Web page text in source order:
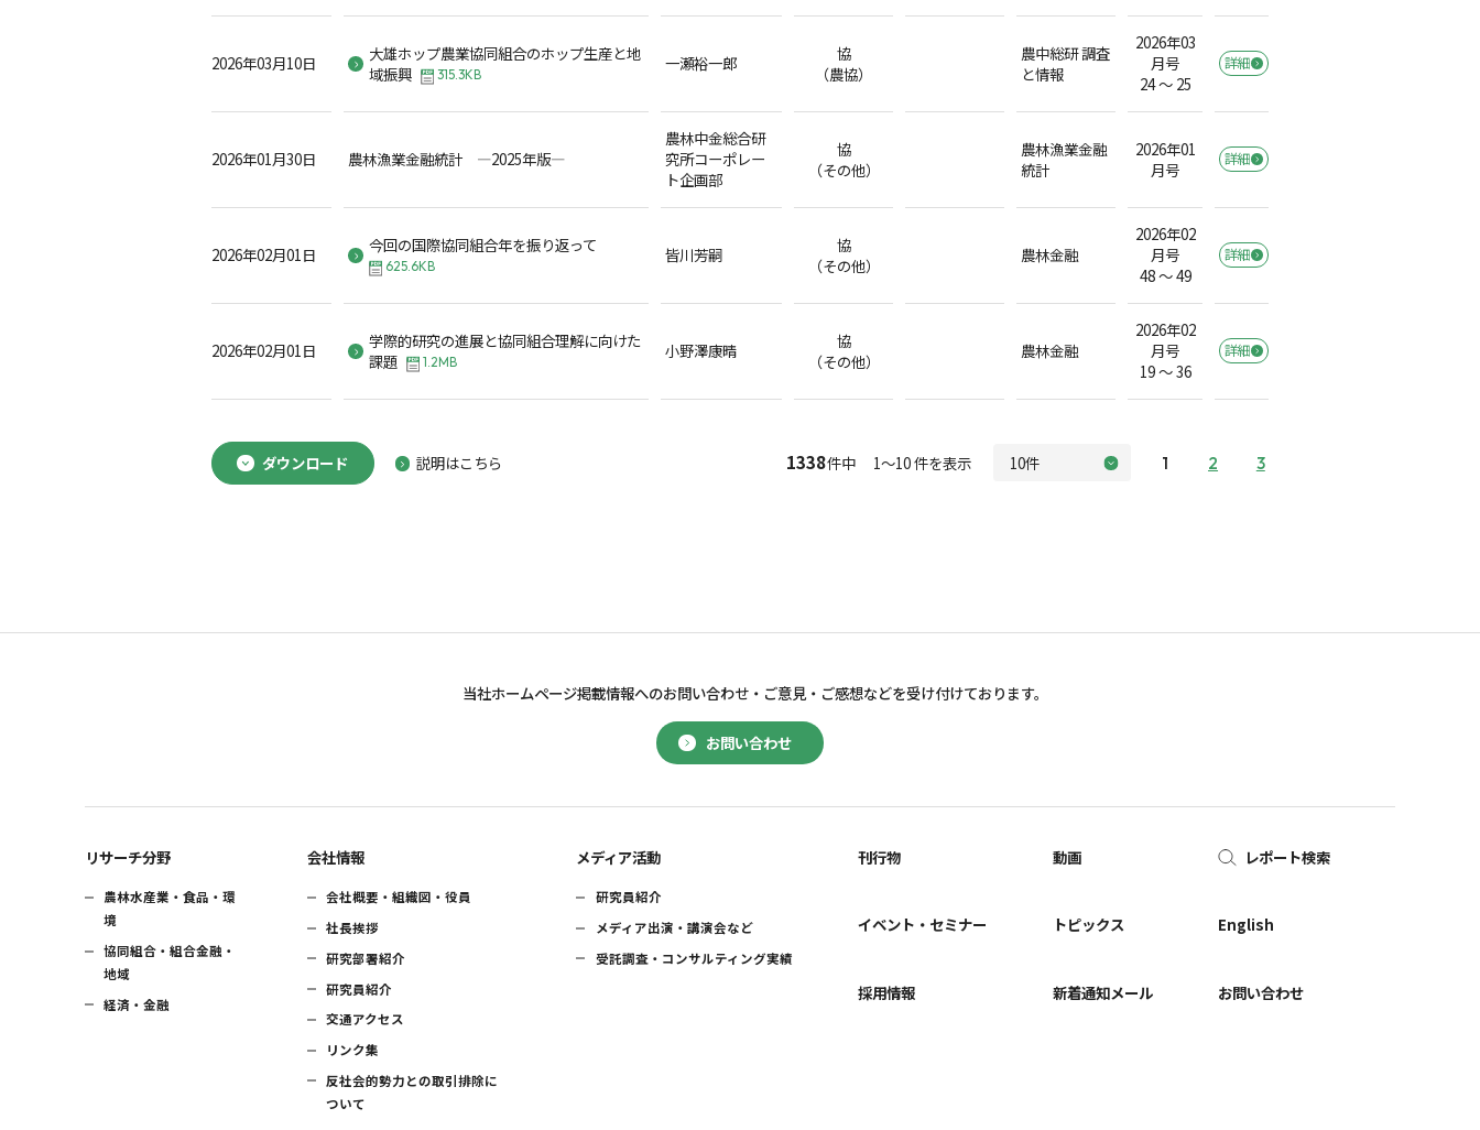
2026年03月10日
大雄ホップ農業協同組合のホップ生産と地
域振興
315.3KB
一瀬裕一郎
協
（農協）
農中総研 調査
と情報
2026年03
月号
24 ～ 25
詳細
2026年01月30日 農林漁業金融統計 ―2025年版―
農林中金総合研
究所コーポレー
ト企画部
協
（その他）
農林漁業金融
統計
2026年01
月号
詳細
2026年02月01日 今回の国際協同組合年を振り返って
625.6KB
皆川芳嗣
協
（その他）
農林金融
2026年02
月号
48 ～ 49
詳細
2026年02月01日
学際的研究の進展と協同組合理解に向けた
課題
1.2MB
小野澤康晴
協
（その他）
農林金融
2026年02
月号
19 ～ 36
詳細
ダウンロード 説明はこちら 1338件中 1～10 件を表示 1 2 3
お問い合わせ
当社ホームページ掲載情報へのお問い合わせ・ ご意見・ご感想などを受け付けております。
リサーチ分野
農林水産業・食品・環
境
協同組合・組合金融・
地域
経済・金融
会社情報
会社概要・組織図・役員
社長挨拶
研究部署紹介
研究員紹介
交通アクセス
リンク集
反社会的勢力との取引排除に
ついて
メディア活動
研究員紹介
メディア出演・講演会など
受託調査・コンサルティング実績
刊行物
イベント・セミナー
採用情報
動画
トピックス
新着通知メール
レポート検索
English
お問い合わせ